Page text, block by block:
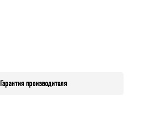
Гарантия производителя